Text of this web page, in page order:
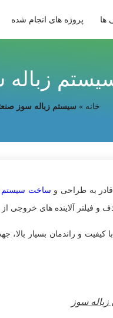
ها پروژه های انجام شده
خانه » سیستم‌ زباله سوز
ساخت سیستم
فیلتر آلاینده های خروجی
و راندمان بسیار
سوز